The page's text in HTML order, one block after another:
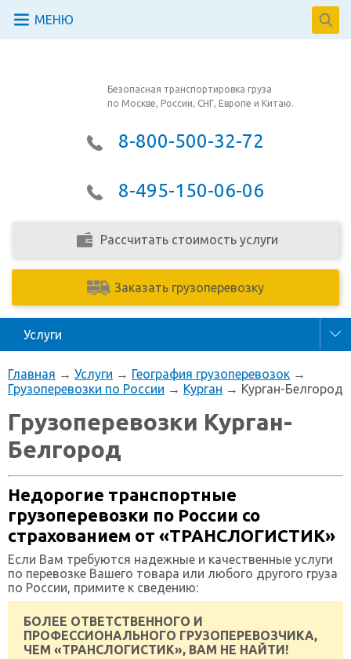
МЕНЮ
Безопасная транспортировка груза
по Москве, России, СНГ, Европе и Китаю.
8-800-500-32-72
8-495-150-06-06
Рассчитать стоимость услуги
Заказать грузоперевозку
Услуги
Главная → Услуги → География грузоперевозок →
Грузоперевозки по России → Курган → Курган-Белгород
Грузоперевозки Курган-
Белгород
Недорогие транспортные
грузоперевозки по России со
страхованием от «ТРАНСЛОГИСТИК»
Если Вам требуются надежные и качественные услуги
по перевозке Вашего товара или любого другого груза
по России, примите к сведению:
БОЛЕЕ ОТВЕТСТВЕННОГО И
ПРОФЕССИОНАЛЬНОГО ГРУЗОПЕРЕВОЗЧИКА,
ЧЕМ «ТРАНСЛОГИСТИК», ВАМ НЕ НАЙТИ!